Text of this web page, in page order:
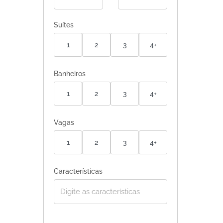
Suítes
1 2 3 4+
Banheiros
1 2 3 4+
Vagas
1 2 3 4+
Características